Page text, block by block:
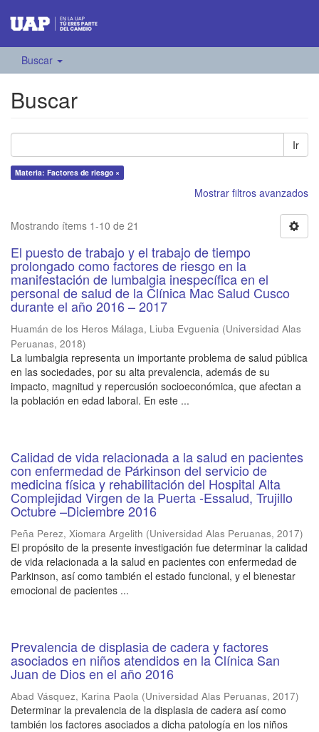
Buscar
Buscar
Ir
Materia: Factores de riesgo ×
Mostrar filtros avanzados
Mostrando ítems 1-10 de 21
El puesto de trabajo y el trabajo de tiempo
prolongado como factores de riesgo en la
manifestación de lumbalgia inespecífica en el
personal de salud de la Clínica Mac Salud Cusco
durante el año 2016 – 2017
Huamán de los Heros Málaga, Liuba Evguenia (Universidad Alas
Peruanas, 2018)
La lumbalgia representa un importante problema de salud pública
en las sociedades, por su alta prevalencia, además de su
impacto, magnitud y repercusión socioeconómica, que afectan a
la población en edad laboral. En este ...
Calidad de vida relacionada a la salud en pacientes
con enfermedad de Párkinson del servicio de
medicina física y rehabilitación del Hospital Alta
Complejidad Virgen de la Puerta -Essalud, Trujillo
Octubre –Diciembre 2016
Peña Perez, Xiomara Argelith (Universidad Alas Peruanas, 2017)
El propósito de la presente investigación fue determinar la calidad
de vida relacionada a la salud en pacientes con enfermedad de
Parkinson, así como también el estado funcional, y el bienestar
emocional de pacientes ...
Prevalencia de displasia de cadera y factores
asociados en niños atendidos en la Clínica San
Juan de Dios en el año 2016
Abad Vásquez, Karina Paola (Universidad Alas Peruanas, 2017)
Determinar la prevalencia de la displasia de cadera así como
también los factores asociados a dicha patología en los niños